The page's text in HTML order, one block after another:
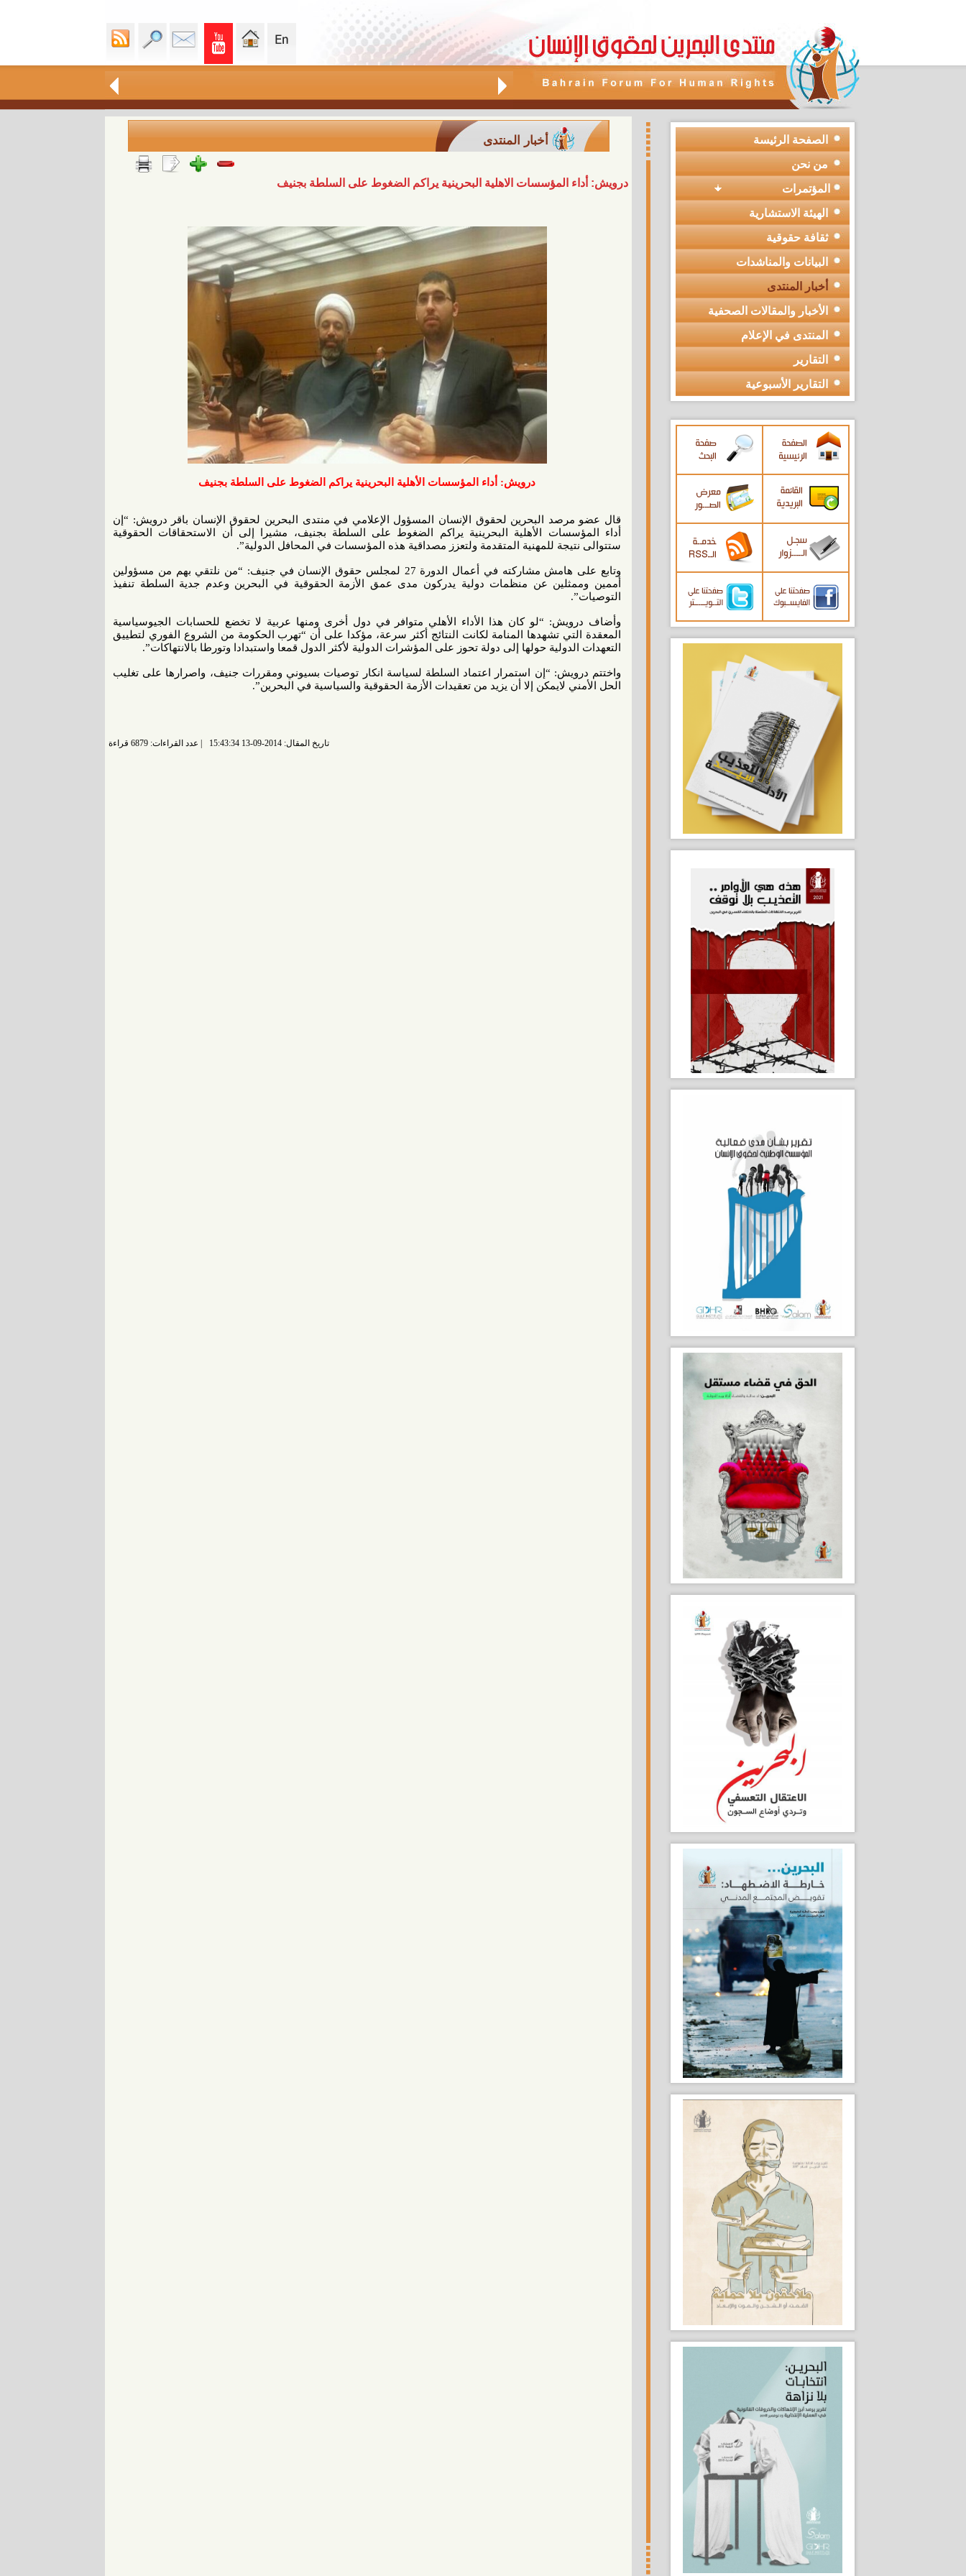
أخبار المنتدى
درويش: أداء المؤسسات الاهلية البحرينية يراكم الضغوط على السلطة بجنيف
درويش: أداء المؤسسات اﻷهلية البحرينية يراكم الضغوط على السلطة بجنيف
قال عضو مرصد البحرين لحقوق الإنسان المسؤول الإعلامي في منتدى البحرين لحقوق الإنسان باقر درويش: “إن
أداء المؤسسات اﻷهلية البحرينية يراكم الضغوط على السلطة بجنيف، مشيرا إلى أن اﻻستحقاقات الحقوقية
ستتوالى نتيجة للمهنية المتقدمة ولتعزز مصداقية هذه المؤسسات في المحافل الدولية”.
وتابع على هامش مشاركته في أعمال الدورة 27 لمجلس حقوق الإنسان في جنيف: “من نلتقي بهم من مسؤولين
أممين وممثلين عن منظمات دولية يدركون مدى عمق اﻷزمة الحقوقية في البحرين وعدم جدية السلطة تنفيذ
التوصيات”.
وأضاف درويش: “لو كان هذا اﻷداء اﻷهلي متوافر في دول أخرى ومنها عربية ﻻ تخضع للحسابات الجيوسياسية
المعقدة التي تشهدها المنامة لكانت النتائج أكثر سرعة، مؤكدا على أن “تهرب الحكومة من الشروع الفوري لتطييق
التعهدات الدولية حولها إلى دولة تحوز على المؤشرات الدولية ﻷكثر الدول قمعا واستبدادا وتورطا باﻻنتهاكات”.
واختتم درويش: “إن استمرار اعتماد السلطة لسياسة انكار توصيات بسيوني ومقررات جنيف، واصرارها على تغليب
الحل اﻷمني ﻻيمكن إﻻ أن يزيد من تعقيدات اﻷزمة الحقوقية والسياسية في البحرين”.
تاريخ المقال: 2014-09-13 15:43:34
الصفحة الرئيسة
من نحن
المؤتمرات
الهيئة الاستشارية
ثقافة حقوقية
البيانات والمناشدات
أخبار المنتدى
الأخبار والمقالات الصحفية
المنتدى في الإعلام
التقارير
التقارير الأسبوعية